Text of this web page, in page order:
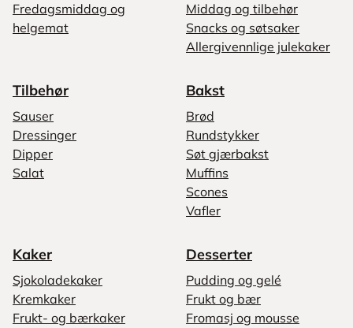
Fredagsmiddag og
helgemat
Middag og tilbehør
Snacks og søtsaker
Allergivennlige julekaker
Tilbehør
Sauser
Dressinger
Dipper
Salat
Bakst
Brød
Rundstykker
Søt gjærbakst
Muffins
Scones
Vafler
Kaker
Sjokoladekaker
Kremkaker
Frukt- og bærkaker
Desserter
Pudding og gelé
Frukt og bær
Fromasj og mousse